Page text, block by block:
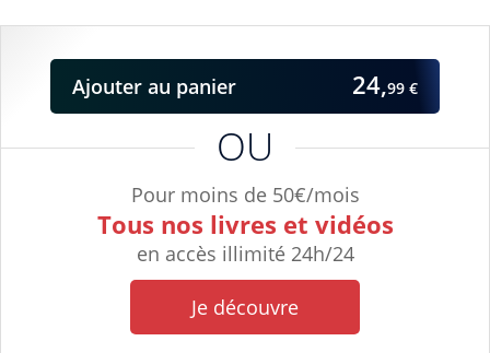
OU
Pour moins de 50€/mois
Tous nos livres et vidéos
en accès illimité 24h/24
Je découvre
Ajouter au panier 24,99 €